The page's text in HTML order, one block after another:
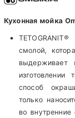
Кухонная мойка
смолой,
способ
только
во